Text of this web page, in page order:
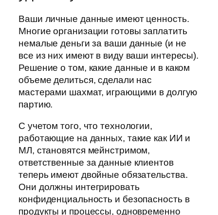
Ваши личные данные имеют ценность.
Многие организации готовы заплатить
немалые деньги за ваши данные (и не
все из них имеют в виду ваши интересы).
Решение о том, какие данные и в каком
объеме делиться, сделали нас
мастерами шахмат, играющими в долгую
партию.
С учетом того, что технологии,
работающие на данных, такие как ИИ и
МЛ, становятся мейнстримом,
ответственные за данные клиентов
теперь имеют двойные обязательства.
Они должны интегрировать
конфиденциальность и безопасность в
продукты и процессы, одновременно